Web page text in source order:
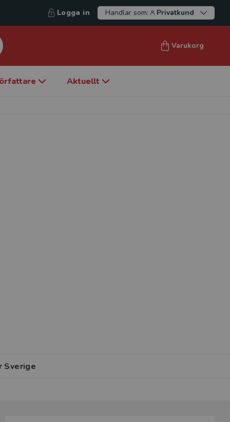
Logga in Handlar som: Privatkund
Varukorg
Aktuellt
Sverige